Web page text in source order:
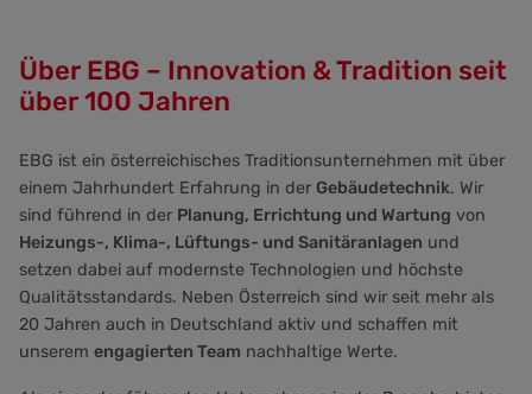
Über EBG – Innovation & Tradition seit
über 100 Jahren
EBG ist ein österreichisches Traditionsunternehmen mit über
einem Jahrhundert Erfahrung in der Gebäudetechnik. Wir
sind führend in der Planung, Errichtung und Wartung von
Heizungs-, Klima-, Lüftungs- und Sanitäranlagen und
setzen dabei auf modernste Technologien und höchste
Qualitätsstandards. Neben Österreich sind wir seit mehr als
20 Jahren auch in Deutschland aktiv und schaffen mit
unserem engagierten Team nachhaltige Werte.